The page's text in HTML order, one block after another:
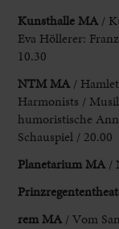
Kunsthalle MA /
Eva Höllerer:
10.30
NTM MA /
Harmonists /
humoristische
Schauspiel / 20.00
Planetarium MA /
rem MA / Vom